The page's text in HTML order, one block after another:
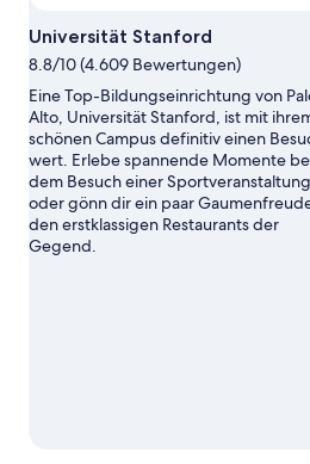
Universität Stanford
8.8/10 (4.609 Bewertungen)
Eine Top-Bildungseinrichtung von
Alto, Universität Stanford, ist mit
schönen Campus definitiv einen
wert. Erlebe spannende Momente
dem Besuch einer Sportveranstaltung
oder gönn dir ein paar
den erstklassigen Restaurants der
Gegend.